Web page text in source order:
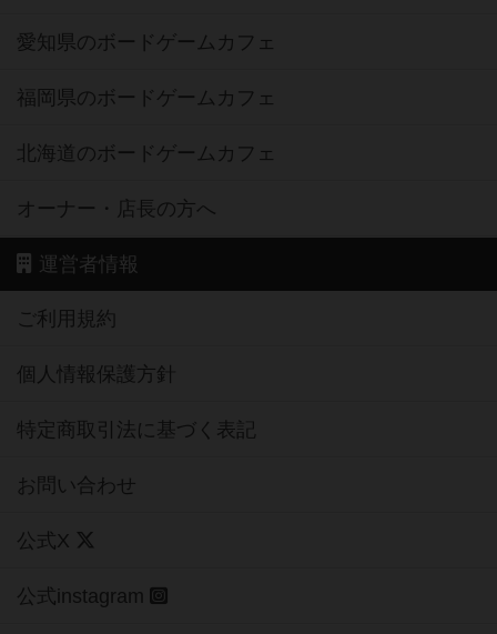
愛知県のボードゲームカフェ
福岡県のボードゲームカフェ
北海道のボードゲームカフェ
オーナー・店長の方へ
運営者情報
ご利用規約
個人情報保護方針
特定商取引法に基づく表記
お問い合わせ
公式X
公式instagram